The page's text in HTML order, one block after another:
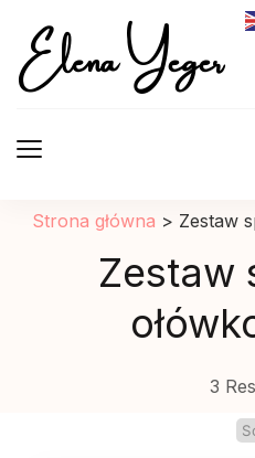
Elena Yeger
Sklep internetowy odziez
Strona główna > Zestaw
Zestaw
3